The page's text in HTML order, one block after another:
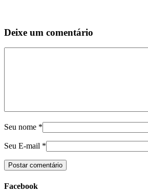
Deixe um comentário
Seu nome *
Seu E-mail *
Facebook